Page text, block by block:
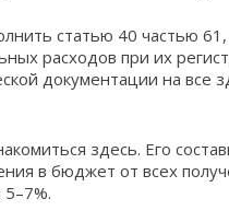
статью 40 частью 61,
расходов при их
документации на все
здесь. Его
в бюджет от всех